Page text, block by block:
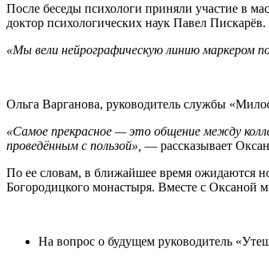
После беседы психологи приняли участие в
доктор психологических наук Павел
«Мы вели нейрографическую линию маркером
Ольга Варганова, руководитель службы
«Самое прекрасное — это общение между
проведённым с пользой», — рассказывает
По ее словам, в ближайшее время ожидаются
Богородицкого монастыря. Вместе с
На вопрос о будущем руководитель